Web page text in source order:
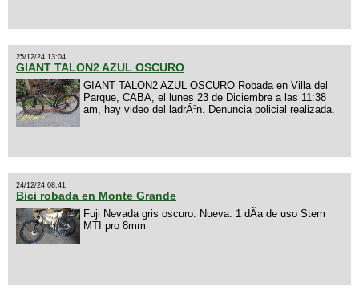
25/12/24 13:04
GIANT TALON2 AZUL OSCURO
GIANT TALON2 AZUL OSCURO Robada en Villa del
Parque, CABA, el lunes 23 de Diciembre a las 11:38
am, hay video del ladrÃ³n. Denuncia policial realizada.
24/12/24 08:41
Bici robada en Monte Grande
Fuji Nevada gris oscuro. Nueva. 1 dÃ­a de uso Stem
MTI pro 8mm